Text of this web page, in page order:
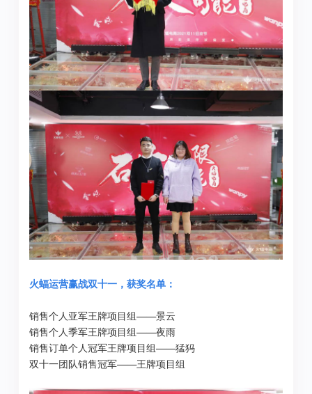
火蝠运营赢战双十一，获奖名单：
销售个人亚军王牌项目组——景云
销售个人季军王牌项目组——夜雨
销售订单个人冠军王牌项目组——猛犸
双十一团队销售冠军——王牌项目组